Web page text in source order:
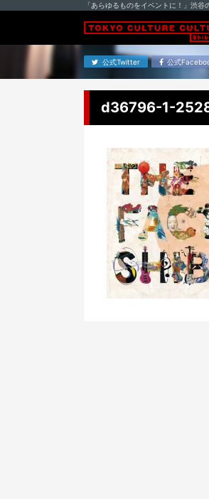
「あらゆるものをイベントに！」渋
公式Twitter 公式
d36796-1-